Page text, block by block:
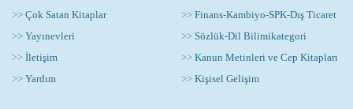
>> Çok Satan Kitaplar
>> Yayınevleri
>> İletişim
>> Yardım
>> Finans-Kambiyo-SPK-Dış Ticaret
>> Sözlük-Dil Bilimikategori
>> Kanun Metinleri ve Cep Kitapları
>> Kişisel Gelişim